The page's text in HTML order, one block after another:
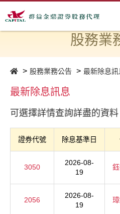
股務業
股務業務公告 最新除息訊
最新除息訊息
可選擇詳情查詢詳盡的資料
證券代號 除息基準日
3050
2026-08-
19
2056
2026-08-
19